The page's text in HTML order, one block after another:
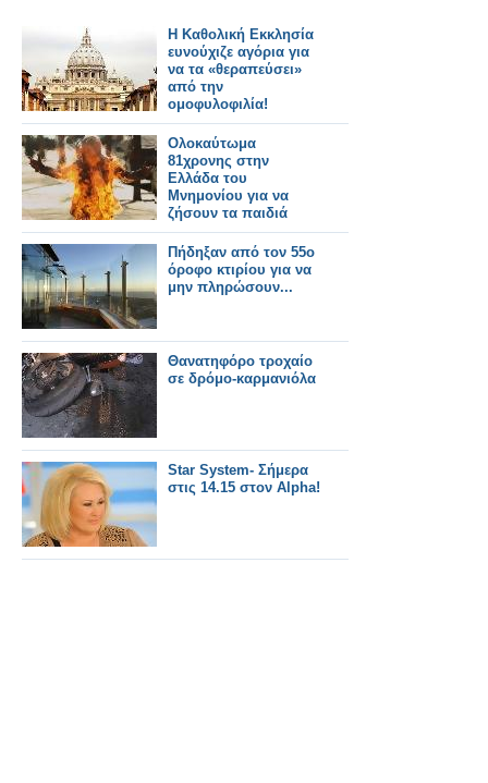
H Καθολική Εκκλησία
ευνούχιζε αγόρια για
να τα «θεραπεύσει»
από την
ομοφυλοφιλία!
Ολοκαύτωμα
81χρονης στην
Ελλάδα του
Μνημονίου για να
ζήσουν τα παιδιά
της...
Πήδηξαν από τον 55ο
όροφο κτιρίου για να
μην πληρώσουν...
Θανατηφόρο τροχαίο
σε δρόμο-καρμανιόλα
Star System- Σήμερα
στις 14.15 στον Alpha!